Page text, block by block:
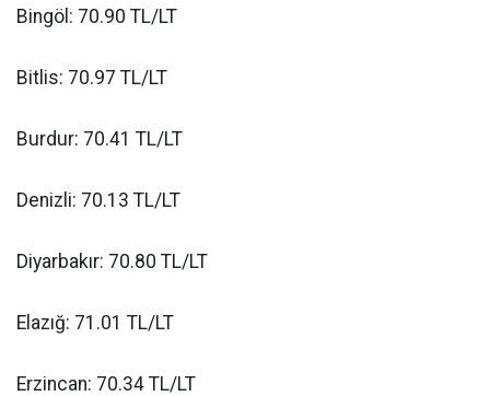
Bingöl: 70.90 TL/LT
Bitlis: 70.97 TL/LT
Burdur: 70.41 TL/LT
Denizli: 70.13 TL/LT
Diyarbakır: 70.80 TL/LT
Elazığ: 71.01 TL/LT
Erzincan: 70.34 TL/LT